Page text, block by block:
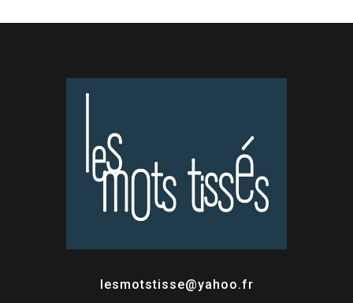
lesmotstisse@yahoo.fr